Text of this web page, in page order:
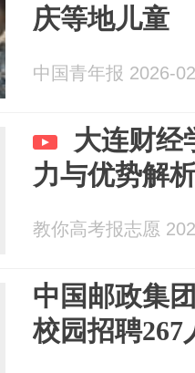
庆等地儿童
中国青年报 2026-
大连财经
力与优势解
教你高考报志愿
中国邮政集
校园招聘267